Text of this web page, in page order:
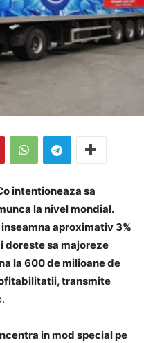
intentioneaza sa
la nivel mondial.
aproximativ 3%
doreste sa majoreze
la 600 de milioane de
transmite
in mod special pe